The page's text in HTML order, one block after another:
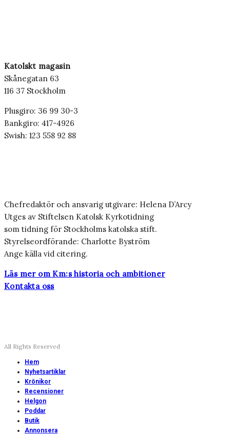
Katolskt magasin
Skånegatan 63
116 37 Stockholm
Plusgiro: 36 99 30-3
Bankgiro: 417-4926
Swish: 123 558 92 88
Chefredaktör och ansvarig utgivare: Helena D’Arcy
Utges av Stiftelsen Katolsk Kyrkotidning
som tidning för Stockholms katolska stift.
Styrelseordförande: Charlotte Byström
Ange källa vid citering.
Läs mer om Km:s historia och ambitioner
Kontakta oss
All Rights Reserved
Hem
Nyhetsartiklar
Krönikor
Recensioner
Helgon
Poddar
Butik
Annonsera